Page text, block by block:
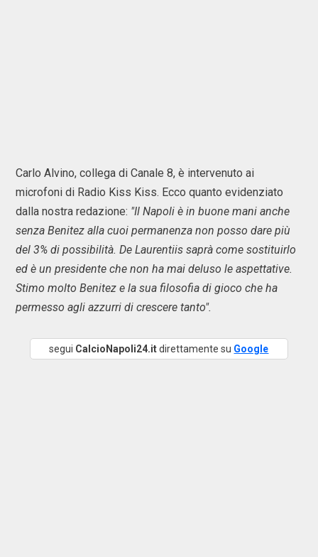
Carlo Alvino, collega di Canale 8, è intervenuto ai
microfoni di Radio Kiss Kiss. Ecco quanto evidenziato
dalla nostra redazione: "Il Napoli è in buone mani anche
senza Benitez alla cuoi permanenza non posso dare più
del 3% di possibilità. De Laurentiis saprà come sostituirlo
ed è un presidente che non ha mai deluso le aspettative.
Stimo molto Benitez e la sua filosofia di gioco che ha
permesso agli azzurri di crescere tanto".
segui CalcioNapoli24.itdirettamente su Google